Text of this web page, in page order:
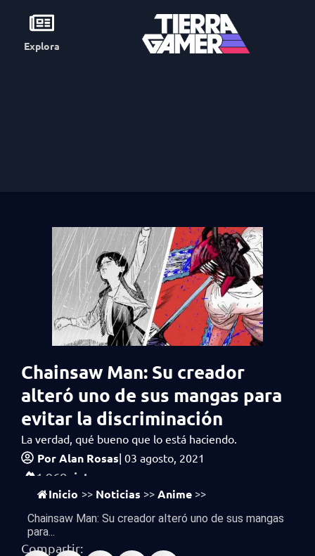
Explora
Chainsaw Man: Su creador
alteró uno de sus mangas para
evitar la discriminación
La verdad, qué bueno que lo está haciendo.
PorAlan Rosas| 03 agosto, 2021
1,968 vistas
Inicio >> Noticias >> Anime >>
Chainsaw Man: Su creador alteró uno de sus mangas
para...
Compartir: